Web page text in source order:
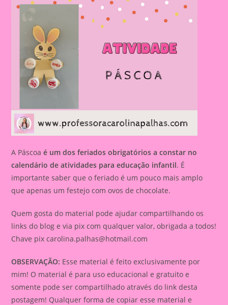
A Páscoaé um dos feriados obrigatórios a constar no
calendário de atividades para educação infantil. É
importante saber que o feriado é um pouco mais amplo
que apenas um festejo com ovos de chocolate.
Quem gosta do material pode ajudar compartilhando os
links do blog e via pix com qualquer valor, obrigada a todos!
Chave pixcarolina.palhas@hotmail.com
OBSERVAÇÃO: Esse material é feito exclusivamente por
mim! O material é para uso educacional e gratuito e
somente pode ser compartilhado através do link desta
postagem! Qualquer forma de copiar esse material e